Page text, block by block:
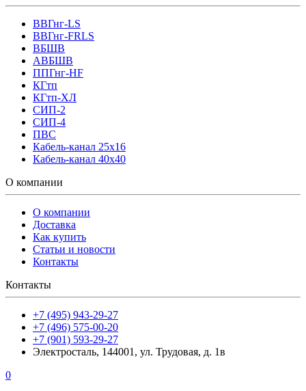
ВВГнг-LS
ВВГнг-FRLS
ВБШВ
АВБШВ
ППГнг-HF
КГтп
КГтп-ХЛ
СИП-2
СИП-4
ПВС
Кабель-канал 25х16
Кабель-канал 40х40
О компании
О компании
Доставка
Как купить
Статьи и новости
Контакты
Контакты
+7 (495) 943-29-27
+7 (496) 575-00-20
+7 (901) 593-29-27
Электросталь, 144001, ул. Трудовая, д. 1в
0